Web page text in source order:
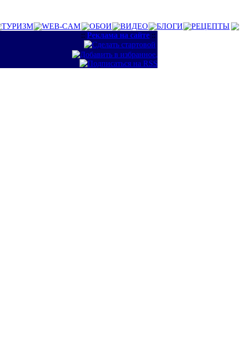
ТУРИЗМ WEB-CAM ОБОИ ВИДЕО БЛОГИ
РЕЦЕПТЫ
:: Реклама на сайте ::